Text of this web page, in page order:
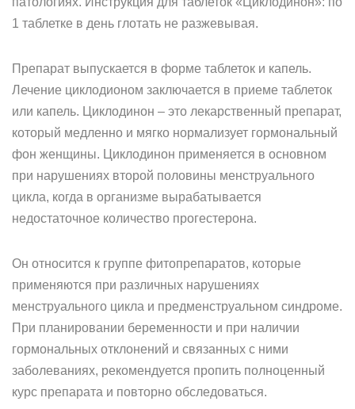
1 таблетке в день глотать не разжевывая.
Препарат выпускается в форме таблеток и капель.
Лечение циклодионом заключается в приеме таблеток
или капель. Циклодинон – это лекарственный препарат,
который медленно и мягко нормализует гормональный
фон женщины. Циклодинон применяется в основном
при нарушениях второй половины менструального
цикла, когда в организме вырабатывается
недостаточное количество прогестерона.
Он относится к группе фитопрепаратов, которые
применяются при различных нарушениях
менструального цикла и предменструальном синдроме.
При планировании беременности и при наличии
гормональных отклонений и связанных с ними
заболеваниях, рекомендуется пропить полноценный
курс препарата и повторно обследоваться.